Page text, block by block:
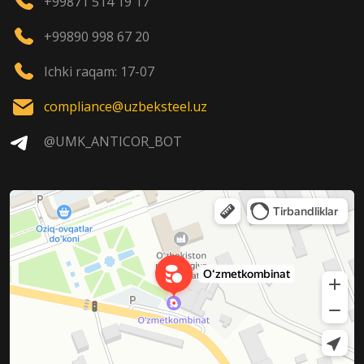
+99890 998 67 20
Ichki raqam: 17-07
compliance@uzbeksteel.uz
@UMK_ANTICOR_BOT